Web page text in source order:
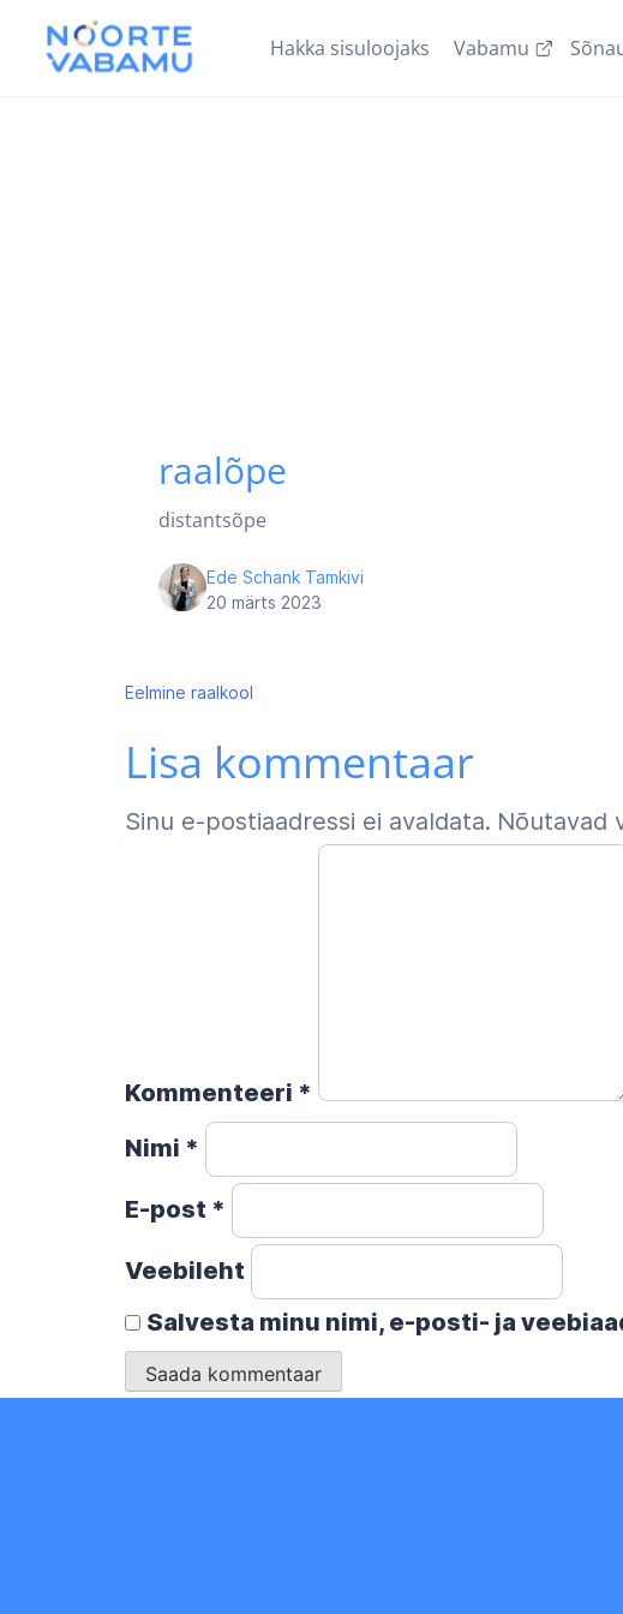
Hakka sisuloojaks Vabamu
raalõpe
distantsõpe
Ede Schank Tamkivi
20 märts 2023
Navigeerimine
Eelmine raalkool
Lisa kommentaar
Sinu e-postiaadressi ei avaldata. Nõutavad
Kommenteeri *
Nimi *
E-post *
Veebileht
Salvesta minu nimi, e-posti- ja